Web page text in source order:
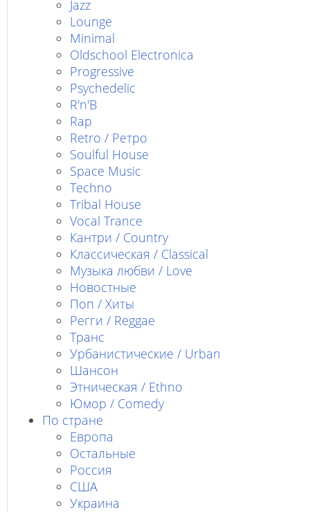
Jazz
Lounge
Minimal
Oldschool Electronica
Progressive
Psychedelic
R'n'B
Rap
Retro / Ретро
Soulful House
Space Music
Techno
Tribal House
Vocal Trance
Кантри / Country
Классическая / Classical
Музыка любви / Love
Новостные
Поп / Хиты
Регги / Reggae
Транс
Урбанистические / Urban
Шансон
Этническая / Ethno
Юмор / Comedy
По стране
Европа
Остальные
Россия
США
Украина